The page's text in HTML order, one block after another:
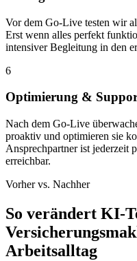
Vor dem Go-Live testen wir
Erst wenn alles perfekt
intensiver Begleitung in den
6
Optimierung &
Nach dem Go-Live
proaktiv und optimieren sie
Ansprechpartner ist jederzeit
erreichbar.
Vorher vs. Nachher
So verändert KI-
Arbeitsalltag